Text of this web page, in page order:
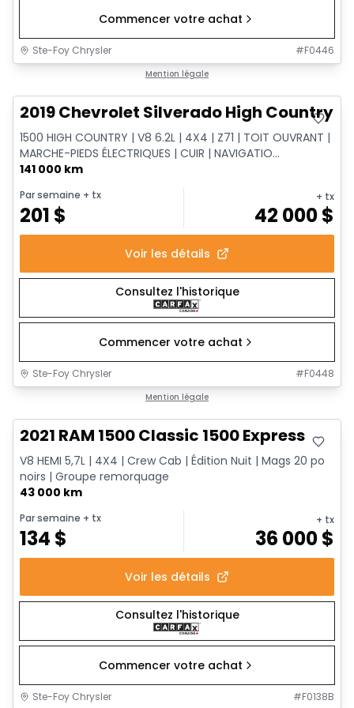
Commencer votre achat
Ste-Foy Chrysler #F0446
Mention légale
2019 Chevrolet Silverado High Country
1500 HIGH COUNTRY | V8 6.2L | 4X4 | Z71 | TOIT OUVRANT |
MARCHE-PIEDS ÉLECTRIQUES | CUIR | NAVIGATIO...
141 000 km
Par semaine + tx
201 $
+ tx
42 000$
Voir les détails
Consultez l'historique
Commencer votre achat
Ste-Foy Chrysler #F0448
Mention légale
2021 RAM 1500 Classic 1500 Express
V8 HEMI 5,7L | 4X4 | Crew Cab | Édition Nuit | Mags 20 po
noirs | Groupe remorquage
43 000 km
Par semaine + tx
134 $
+ tx
36 000$
Voir les détails
Consultez l'historique
Commencer votre achat
Ste-Foy Chrysler #F0138B